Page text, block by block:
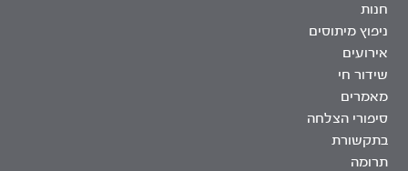
חנות
ניפוץ מיתוסים
אירועים
שידור חי
מאמרים
סיפורי הצלחה
בתקשורת
תרומה